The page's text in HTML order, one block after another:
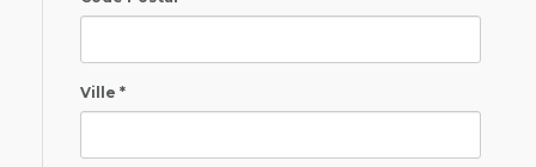
Ville *